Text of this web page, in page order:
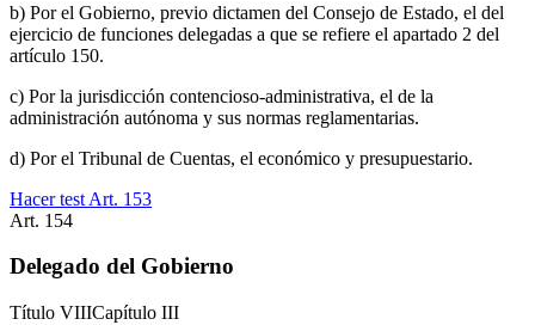
b) Por el Gobierno, previo dictamen del Consejo de Estado, el del
ejercicio de funciones delegadas a que se refiere el apartado 2 del
artículo 150.
c) Por la jurisdicción contencioso-administrativa, el de la
administración autónoma y sus normas reglamentarias.
d) Por el Tribunal de Cuentas, el económico y presupuestario.
Hacer test Art. 153
Art. 154
Delegado del Gobierno
Título VIIICapítulo III